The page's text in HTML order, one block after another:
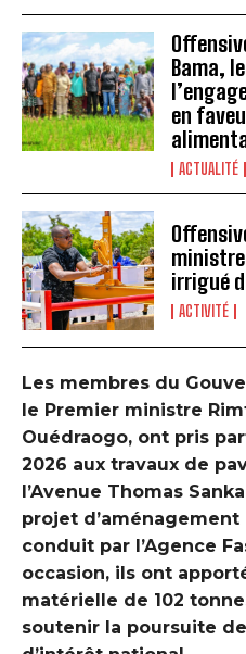
Bama,
en
ACTUALITÉ
irrigué
ACTIVITÉ
Les membres du
le Premier ministre
Ouédraogo, ont pris
2026 aux travaux de
l’Avenue Thomas
projet
conduit par l’Agence
occasion, ils ont
matérielle de 102
soutenir la poursuite